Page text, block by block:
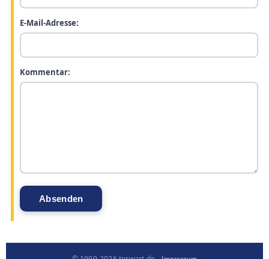
E-Mail-Adresse:
Kommentar: